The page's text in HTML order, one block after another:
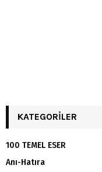
KATEGORILER
100 TEMEL ESER
Anı-Hatıra